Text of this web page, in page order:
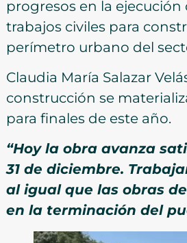
progresos en la
trabajos civiles para
perímetro urbano del
Claudia María Salazar
construcción se
para finales de este año.
“Hoy la obra avanza
31 de diciembre.
al igual que las obras
en la terminación del